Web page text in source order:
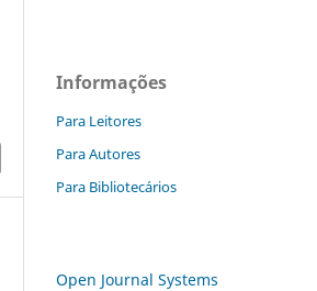
Informações
Para Leitores
Para Autores
Para Bibliotecários
Open Journal Systems